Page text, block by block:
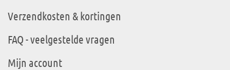
Verzendkosten & kortingen
FAQ - veelgestelde vragen
Mijn account